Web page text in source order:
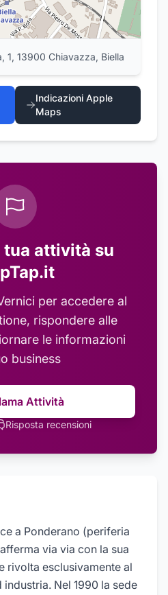
1, 13900 Chiavazza, Biella
Indicazioni Apple
Maps
tua attività su
per accedere al
rispondere alle
le informazioni
business
Attività
Risposta recensioni
a Ponderano (periferia
via via con la sua
rivolta esclusivamente al
Nel 1990 la sede